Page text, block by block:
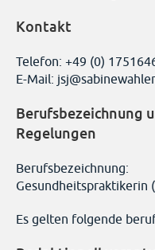
0175-16 46 237
Zum Newsletter
Kontakt
Telefon: +49 (0)
E-Mail:
Berufsbezeichnung
Regelungen
Berufsbezeichnung:
Gesundheitspraktikerin
Es gelten folgende